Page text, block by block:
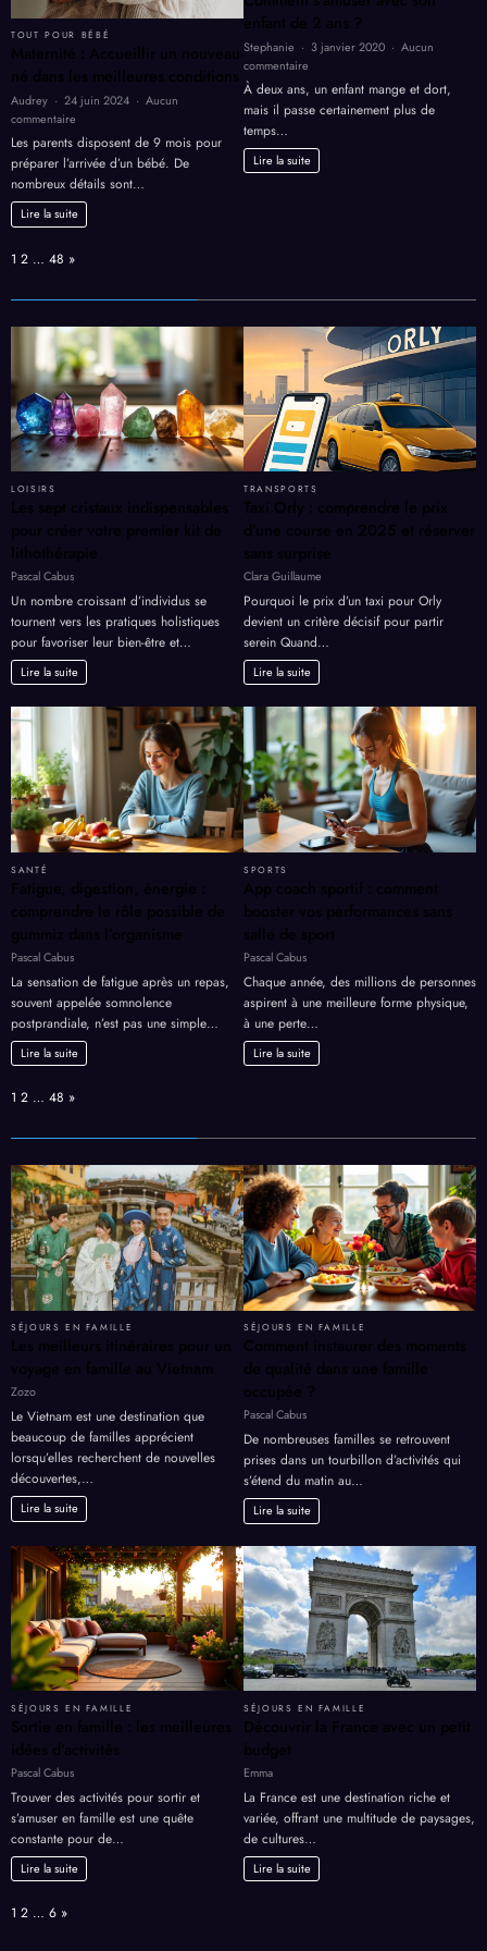
ans
TOUT POUR BÉBÉ
Maternité : Accueillir un nouveau-
né dans les meilleures conditions
Audrey 24 juin 2024
Aucun
commentaire
Maternité
Accueillir
un
nouveau-
né
conditions
Les parents disposent de 9 mois pour
préparer l’arrivée d’un bébé. De
nombreux détails sont…
Lire la suite
enfant de 2 ans ?
Stephanie 3 janvier 2020
Aucun
commentaire
Comment
s’amuser
avec
enfant
de
À deux ans, un enfant mange et dort,
mais il passe certainement plus de
temps…
Lire la suite
Page:
1 2 … 48 Next
»
LOISIRS
Les sept cristaux indispensables
pour créer votre premier kit de
lithothérapie
Pascal Cabus
Un nombre croissant d’individus se
tournent vers les pratiques holistiques
pour favoriser leur bien-être et…
Lire la suite
TRANSPORTS
Taxi Orly : comprendre le prix
d’une course en 2025 et réserver
sans surprise
Clara Guillaume
Pourquoi le prix d’un taxi pour Orly
devient un critère décisif pour partir
serein Quand…
Lire la suite
SANTÉ
Fatigue, digestion, énergie :
comprendre le rôle possible de
gummiz dans l’organisme
Pascal Cabus
La sensation de fatigue après un repas,
souvent appelée somnolence
postprandiale, n’est pas une simple…
Lire la suite
SPORTS
App coach sportif : comment
booster vos performances sans
salle de sport
Pascal Cabus
Chaque année, des millions de personnes
aspirent à une meilleure forme physique,
à une perte…
Lire la suite
Page:
1 2 … 48 Next
»
SÉJOURS EN FAMILLE
Les meilleurs itinéraires pour un
voyage en famille au Vietnam
Zozo
Le Vietnam est une destination que
beaucoup de familles apprécient
lorsqu’elles recherchent de nouvelles
découvertes,…
Lire la suite
SÉJOURS EN FAMILLE
Comment instaurer des moments
de qualité dans une famille
occupée ?
Pascal Cabus
De nombreuses familles se retrouvent
prises dans un tourbillon d’activités qui
s’étend du matin au…
Lire la suite
SÉJOURS EN FAMILLE
Sortie en famille : les meilleures
idées d’activités
Pascal Cabus
Trouver des activités pour sortir et
s’amuser en famille est une quête
constante pour de…
Lire la suite
SÉJOURS EN FAMILLE
Découvrir la France avec un petit
budget
Emma
La France est une destination riche et
variée, offrant une multitude de paysages,
de cultures…
Lire la suite
Page:
1 2 … 6 Next
»